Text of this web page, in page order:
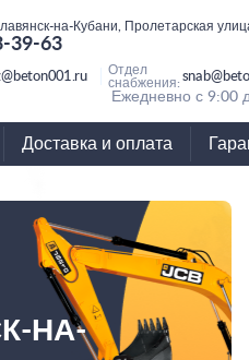
на-Кубани, Пролетарская
39-63
Отдел
снабжения:
Ежедневно с 9:00
Доставка и оплата
НА-